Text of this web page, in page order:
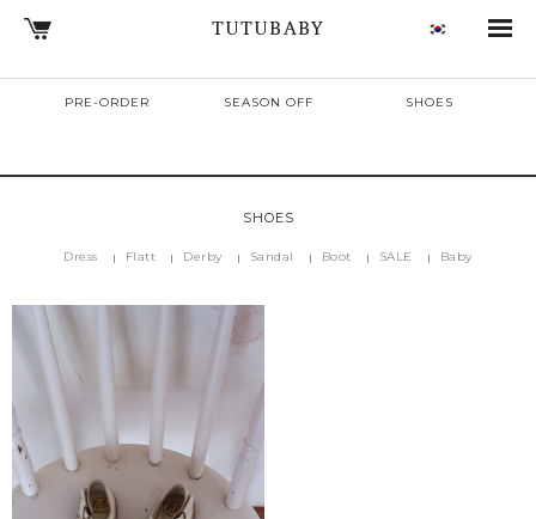
TUTUBABY
PRE-ORDER SEASON OFF SHOES
SHOES
Dress Flatt Derby Sandal Boot SALE Baby